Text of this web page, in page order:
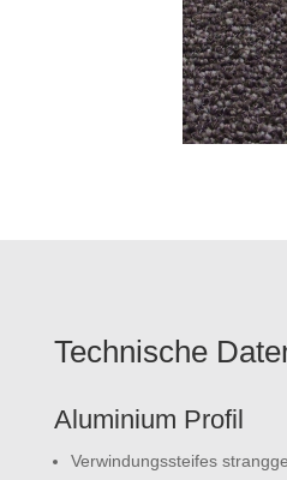
Technische
Aluminium Profil
Verwindungssteifes